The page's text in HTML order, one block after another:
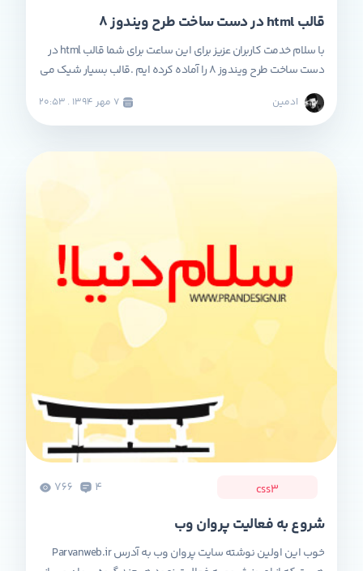
قالب html در دست ساخت طرح ویندوز ۸
با سلام خدمت کاربران عزیز برای این ساعت برای شما قالب html در
دست ساخت طرح ویندوز ۸ را آماده کرده ایم .قالب بسیار شیک می
باشد و شما وقتی میخواهید سایت خود را به روز کنید می توانید از
این قالب برای بسته شده سایت استفاده کنید
ادمین
css3
4
766
شروع به فعالیت پروان وب
خوب این اولین نوشته سایت پروان وب به آدرس Parvanweb.ir